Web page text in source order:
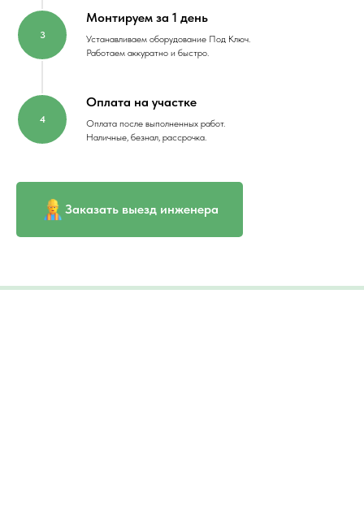
Монтируем за 1 день
Устанавливаем оборудование Под Ключ.
Работаем аккуратно и быстро.
Оплата на участке
Оплата после выполненных работ.
Наличные, безнал, рассрочка.
Заказать выезд инженера